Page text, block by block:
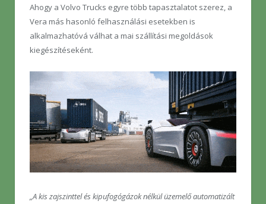
Ahogy a Volvo Trucks egyre több tapasztalatot szerez, a
Vera más hasonló felhasználási esetekben is
alkalmazhatóvá válhat a mai szállítási megoldások
kiegészítéseként.
„A kis zajszinttel és kipufogógázok nélkül üzemelő automatizált